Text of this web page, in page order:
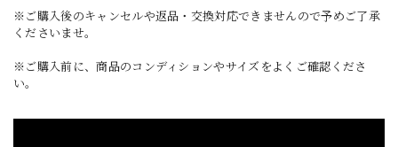
※ご購入後のキャンセルや返品・交換対応できませんので予めご了承
くださいませ。
※ご購入前に、商品のコンディションやサイズをよくご確認くださ
い。